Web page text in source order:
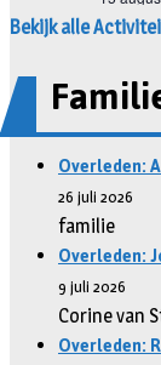
Bekijk alle
Overleden:
26 juli 2026
familie
Overleden:
9 juli 2026
Corine van
Overleden: